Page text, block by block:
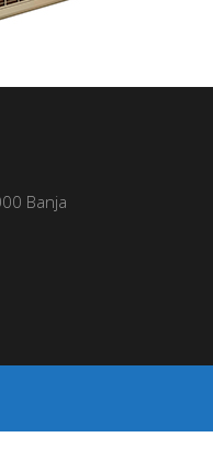
Banja